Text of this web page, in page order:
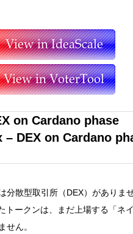
on Cardano phase
– DEX on Cardano
分散型取引所（DEX）がありませ
トークンは、まだ上場する「ネ
せん。